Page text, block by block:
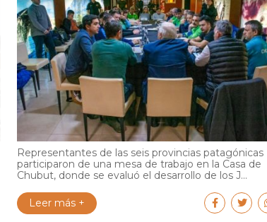
Representantes de las seis provincias patagónicas
participaron de una mesa de trabajo en la Casa de
Chubut, donde se evaluó el desarrollo de los J...
Leer más +